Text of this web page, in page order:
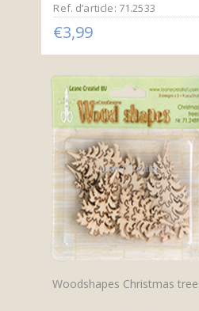
Ref. d’article: 71.2533
€3,99
Woodshapes Christmas